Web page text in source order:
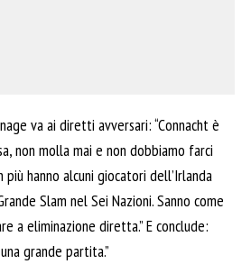
va ai diretti avversari: “Connacht è
non molla mai e non dobbiamo farci
hanno alcuni giocatori dell’Irlanda
Slam nel Sei Nazioni. Sanno come
a eliminazione diretta.” E conclude:
grande partita.”